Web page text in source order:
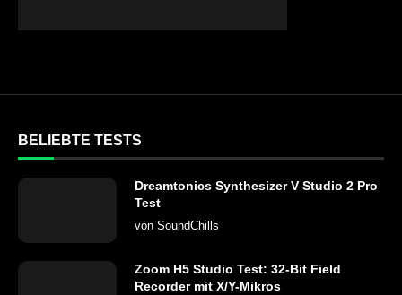
BELIEBTE TESTS
Dreamtonics Synthesizer V Studio 2 Pro
Test
von SoundChills
Zoom H5 Studio Test: 32-Bit Field
Recorder mit X/Y-Mikros